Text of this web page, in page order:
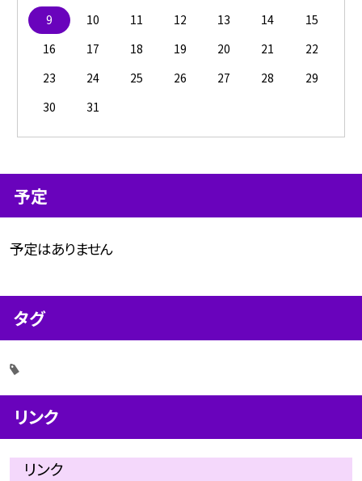
9
10 11 12 13 14
15
16
17 18 19 20 21
22
23
24 25 26 27 28
29
30
31
予定
予定はありません
タグ
リンク
リンク